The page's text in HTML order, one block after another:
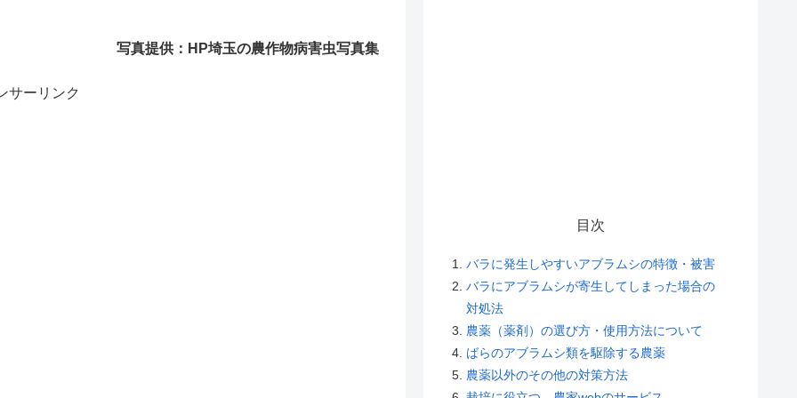
写真提供：HP埼玉の農作物病害虫写真集
サーリンク
目次
バラに発生しやすいアブラムシの特徴・被害
バラにアブラムシが寄生してしまった場合の
対処法
農薬（薬剤）の選び方・使用方法について
ばらのアブラムシ類を駆除する農薬
農薬以外のその他の対策方法